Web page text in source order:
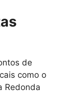
de
como o
Redonda